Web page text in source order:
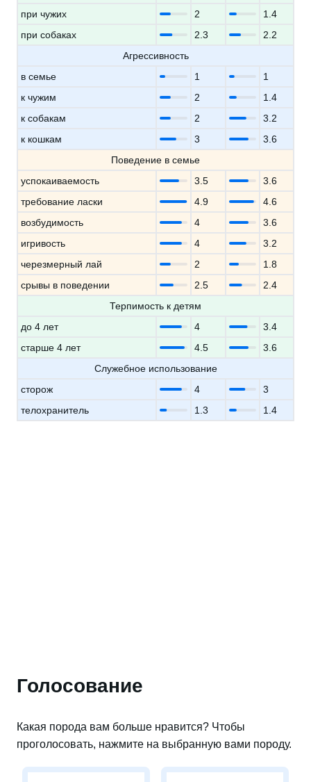
при чужих
2
1.4
при собаках
2.3
2.2
Агрессивность
в семье
1
1
к чужим
2
1.4
к собакам
2
3.2
к кошкам
3
3.6
Поведение в семье
успокаиваемость
3.5
3.6
требование ласки
4.9
4.6
возбудимость
4
3.6
игривость
4
3.2
черезмерный лай
2
1.8
срывы в поведении
2.5
2.4
Терпимость к детям
до 4 лет
4
3.4
старше 4 лет
4.5
3.6
Служебное использование
сторож
4
3
телохранитель
1.3 1.4
Голосование
Какая порода вам больше нравится? Чтобы
проголосовать, нажмите на выбранную вами породу.